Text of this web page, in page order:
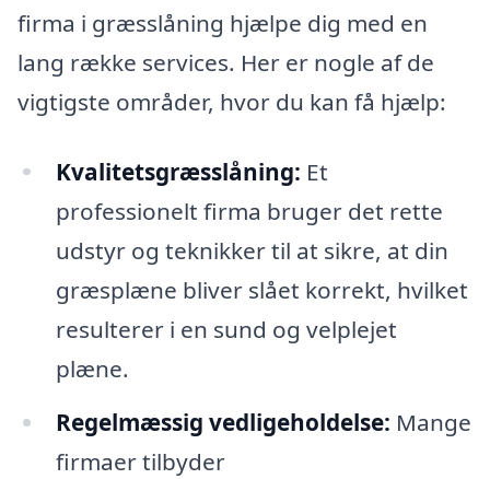
firma i græsslåning hjælpe dig med en
lang række services. Her er nogle af de
vigtigste områder, hvor du kan få hjælp:
Kvalitetsgræsslåning: Et
professionelt firma bruger det rette
udstyr og teknikker til at sikre, at din
græsplæne bliver slået korrekt, hvilket
resulterer i en sund og velplejet
plæne.
Regelmæssig vedligeholdelse: Mange
firmaer tilbyder